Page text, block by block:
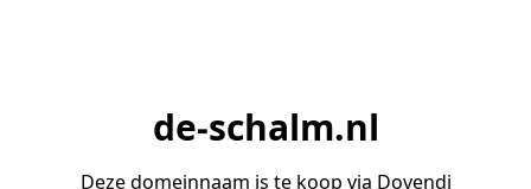
de-schalm.nl
Deze domeinnaam is te koop via Dovendi